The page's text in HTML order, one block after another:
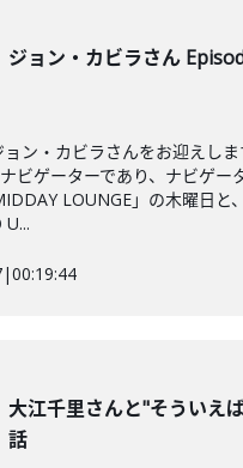
ジョン・カビラさん
ン・カビラさんをお迎えしま
ビゲーターであり、ナビゲー
LOUNGE」の木曜日と
|00:19:44
大江千里さんと"そういえ
話